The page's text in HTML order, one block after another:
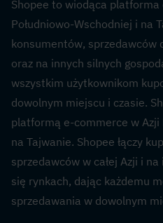
Shopee to wiodąca
Południowo-Wschodniej i na
konsumentów, sprzedawców
oraz na innych silnych
wszystkim użytkownikom
dowolnym miejscu i czasie.
platformą e-commerce w Azji
na Tajwanie. Shopee łączy
sprzedawców w całej Azji i
się rynkach, dając każdemu
sprzedawania w dowolnym